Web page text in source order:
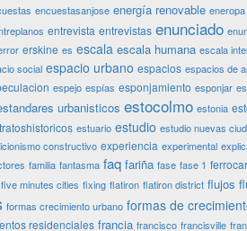
encuestasanjose energía renovable eneropa
entrevista entrevistas enunciado
erskine es escala escala humana escala
social espacio urbano espacios espacios de
espejo espías esponjamiento esponjar
urbanisticos estocolmo estonia
estuario estudio estudio nuevas
constructivo experiencia experimental
familia fantasma faq fariña fase fase 1
five minutes cities fixing flatiron flatiron district flujos
formas crecimiento urbano formas de
residenciales francia francisco francisville